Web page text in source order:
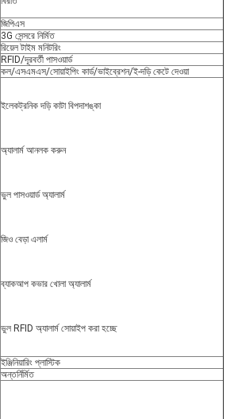
জিপিএস
3G সেন্সরে নির্মিত
রিয়েল টাইম মনিটরিং
RFID/দূরবর্তী পাসওয়ার্ড
কল/এসএমএস/সোয়াইপিং কার্ড/ভাইব্রেশন/ই-দড়ি কেটে দেওয়া
ইলেকট্রনিক দড়ি কাটা বিপদাশঙ্কা
অ্যালার্ম আনলক করুন
ভুল পাসওয়ার্ড অ্যালার্ম
জিও বেড়া এলার্ম
ব্যাকআপ কভার খোলা অ্যালার্ম
ভুল RFID অ্যালার্ম সোয়াইপ করা হচ্ছে
ইঞ্জিনিয়ারিং প্লাস্টিক
অন্তর্নির্মিত